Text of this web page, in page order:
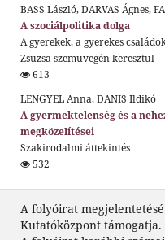
BASS László, DARVAS Ágnes,
A szociálpolitika dolga
A gyerekek, a gyerekes
Zsuzsa szemüvegén keresztül
613
LENGYEL Anna, DANIS Ildikó
A gyermektelenség és a
megközelítései
Szakirodalmi áttekintés
532
A folyóirat
Kutatóközpont támogatja.